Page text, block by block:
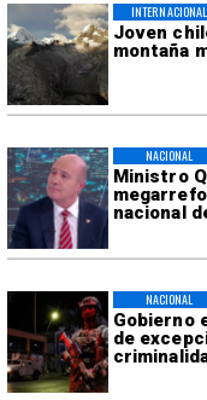
Joven
montaña
INTERNACIONAL
Ministro
nacional
NACIONAL
Gobierno
de
NACIONAL